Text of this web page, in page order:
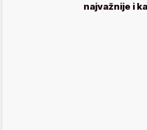
najvažnije i